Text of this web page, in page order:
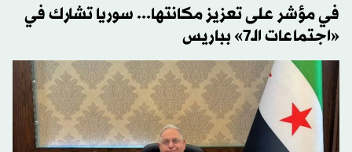
في مؤشر على تعزيز مكانتها... سوريا تشارك في
«اجتماعات الـ7» بباريس